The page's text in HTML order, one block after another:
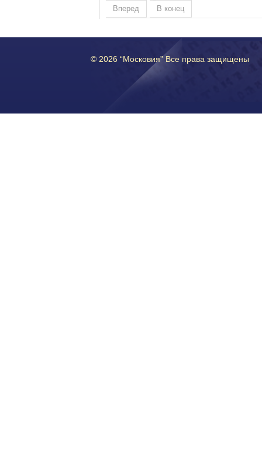
Вперед
В конец
© 2026 “Московия” Все права защищены